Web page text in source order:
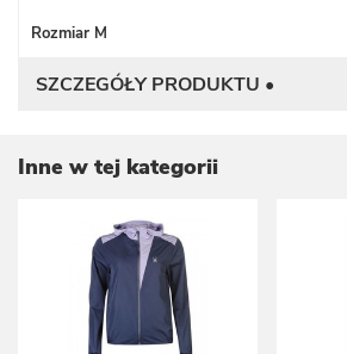
Rozmiar M
SZCZEGÓŁY PRODUKTU •
Inne w tej kategorii